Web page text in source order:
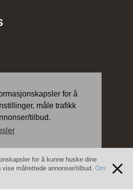
for å
måle trafikk
tilbud.
for å kunne huske dine
målrettede annonser/tilbud. Om